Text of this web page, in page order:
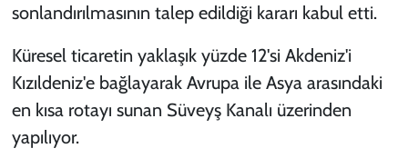
sonlandırılmasının talep edildiği kararı kabul etti.
Küresel ticaretin yaklaşık yüzde 12'si Akdeniz'i
Kızıldeniz'e bağlayarak Avrupa ile Asya arasındaki
en kısa rotayı sunan Süveyş Kanalı üzerinden
yapılıyor.